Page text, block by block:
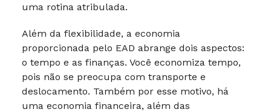
uma rotina atribulada.
Além da flexibilidade, a economia
proporcionada pelo EAD abrange dois aspectos:
o tempo e as finanças. Você economiza tempo,
pois não se preocupa com transporte e
deslocamento. Também por esse motivo, há
uma economia financeira, além das